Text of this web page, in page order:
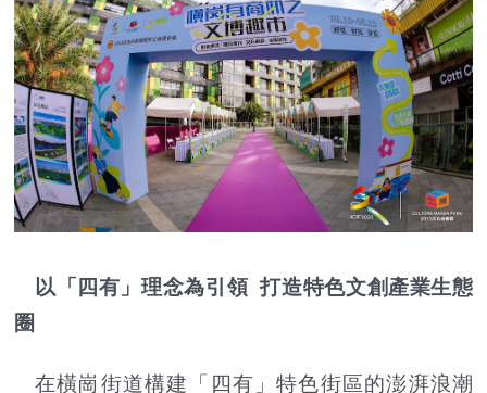
以「四有」理念為引領 打造特色文創產業生態
圈
在橫崗街道構建「四有」特色街區的澎湃浪潮